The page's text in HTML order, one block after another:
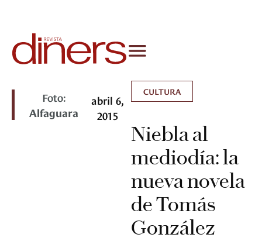
Foto:
Alfaguara
abril 6,
2015
CULTURA
Niebla al
mediodía: la
nueva novela
de Tomás
González